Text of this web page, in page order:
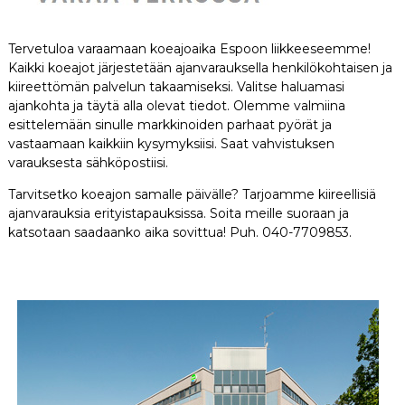
Tervetuloa varaamaan koeajoaika Espoon liikkeeseemme!
Kaikki koeajot järjestetään ajanvarauksella henkilökohtaisen ja
kiireettömän palvelun takaamiseksi. Valitse haluamasi
ajankohta ja täytä alla olevat tiedot. Olemme valmiina
esittelemään sinulle markkinoiden parhaat pyörät ja
vastaamaan kaikkiin kysymyksiisi. Saat vahvistuksen
varauksesta sähköpostiisi.
Tarvitsetko koeajon samalle päivälle? Tarjoamme kiireellisiä
ajanvarauksia erityistapauksissa. Soita meille suoraan ja
katsotaan saadaanko aika sovittua! Puh. 040-7709853.